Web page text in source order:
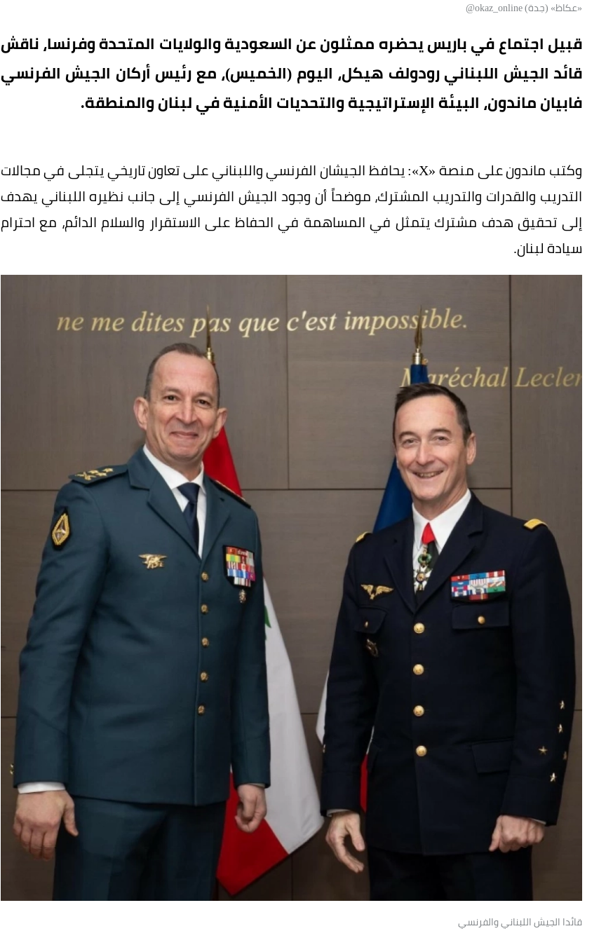
«عكاظ» (جدة) okaz_online@
قبيل اجتماع في باريس يحضره ممثلون عن السعودية والولايات المتحدة وفرنسا، ناقش
قائد الجيش اللبناني رودولف هيكل، اليوم (الخميس)، مع رئيس أركان الجيش الفرنسي
فابيان ماندون، البيئة الإستراتيجية والتحديات الأمنية في لبنان والمنطقة.
وكتب ماندون على منصة «X»: يحافظ الجيشان الفرنسي واللبناني على تعاون تاريخي يتجلى في مجالات
التدريب والقدرات والتدريب المشترك، موضحاً أن وجود الجيش الفرنسي إلى جانب نظيره اللبناني يهدف
إلى تحقيق هدف مشترك يتمثل في المساهمة في الحفاظ على الاستقرار والسلام الدائم، مع احترام
سيادة لبنان.
قائدا الجيش اللبناني والفرنسي